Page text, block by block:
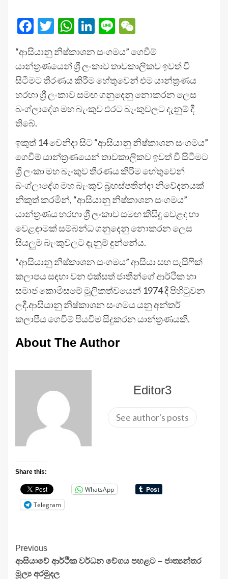
Facebook
Twitter
WhatsApp
LinkedIn
Line
“ආසියානු නිෂ්කාශන සංගමය” ගෙවීම්
යාන්ත්‍රණයෙන් ශ්‍රී ලංකාව තාවකාලිකව ඉවත් වී
සිටීමට තීරණය කිරීම හේතුවෙන් එම යාන්ත්‍රණය
හරහා ශ්‍රී ලංකාව සමඟ ගනුදෙනු නොකරන ලෙස
බංග්ලාදේශ මහ බැංකුව එරට බැංකුවලට දැනුම් දී
තිබේ.
ඉකුත් 14 වෙනිදා සිට “ආසියානු නිෂ්කාශන සංගමය”
ගෙවීම් යාන්ත්‍රණයෙන් තාවකාලිකව ඉවත් වී සිටීමට
ශ්‍රී ලංකා මහ බැංකුව තීරණය කිරීම හේතුවෙන්
බංග්ලාදේශ මහ බැංකුව බ්‍රහස්පතින්දා නිවේදනයක්
නිකුත් කරමින්, “ආසියානු නිෂ්කාශන සංගමය”
යාන්ත්‍රණය හරහා ශ්‍රී ලංකාව සමඟ කිසිදු වෙළඳ හා
වෙළඳාමක් සම්බන්ධ ගනුදෙනු නොකරන ලෙස
සියලුම බැංකුවලට දැනුම් දුන්නේය.
“ආසියානු නිෂ්කාශන සංගමය” ආසියා සහ පැසිෆික්
කලාපය සඳහා වන එක්සත් ජාතීන්ගේ ආර්ථික හා
සමාජ කොමිසමේ මූලිකත්වයෙන් 1974 දී පිහිටුවන
ලදී.ආසියානු නිෂ්කාශන සංගමය යනු අන්තර්
කලාපීය ගෙවීම් පියවීම සිදුකරන යාන්ත්‍රණයකි.
About The Author
Editor3
See author's posts
Share this:
WhatsApp
Telegram
Continue
Reading
Previous
ආසියාවේ ආර්ථික වර්ධන වේගය පහළට – ජාත්‍යන්තර
මූල්‍ය අරමුදල